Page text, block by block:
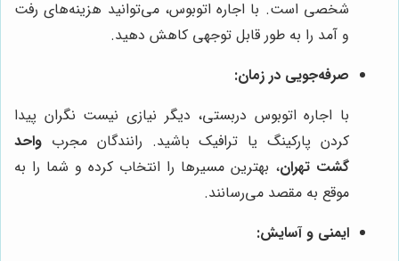
شخصی است. با اجاره اتوبوس، می‌توانید هزینه‌های رفت
و آمد را به طور قابل توجهی کاهش دهید.
صرفه‌جویی در زمان:
با اجاره اتوبوس دربستی، دیگر نیازی نیست نگران پیدا
کردن پارکینگ یا ترافیک باشید. رانندگان مجرب واحد
گشت تهران، بهترین مسیرها را انتخاب کرده و شما را به
موقع به مقصد می‌رسانند.
ایمنی و آسایش: